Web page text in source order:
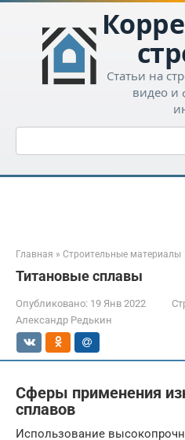
Перейти
контенту
Статьи на
видео и
Поиск:
Главная » Строительные материалы
Титановые сплавы
Опубликовано: 19 Янв 2022
Александр Редькин
Сферы применения
сплавов
Использование